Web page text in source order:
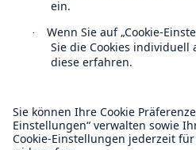
(nur möglich bei einer
Satz 1 Nr. 6 WpHG)